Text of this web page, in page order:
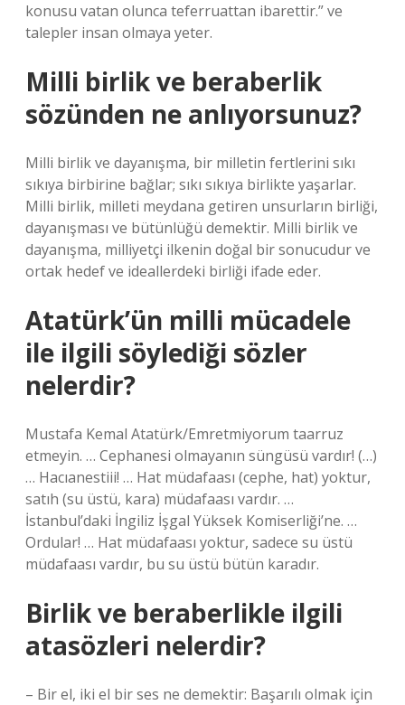
konusu vatan olunca teferruattan ibarettir.” ve
talepler insan olmaya yeter.
Milli birlik ve beraberlik
sözünden ne anlıyorsunuz?
Milli birlik ve dayanışma, bir milletin fertlerini sıkı
sıkıya birbirine bağlar; sıkı sıkıya birlikte yaşarlar.
Milli birlik, milleti meydana getiren unsurların birliği,
dayanışması ve bütünlüğü demektir. Milli birlik ve
dayanışma, milliyetçi ilkenin doğal bir sonucudur ve
ortak hedef ve ideallerdeki birliği ifade eder.
Atatürk’ün milli mücadele
ile ilgili söylediği sözler
nelerdir?
Mustafa Kemal Atatürk/Emretmiyorum taarruz
etmeyin. … Cephanesi olmayanın süngüsü vardır! (…)
… Hacıanestiii! … Hat müdafaası (cephe, hat) yoktur,
satıh (su üstü, kara) müdafaası vardır. …
İstanbul’daki İngiliz İşgal Yüksek Komiserliği’ne. …
Ordular! … Hat müdafaası yoktur, sadece su üstü
müdafaası vardır, bu su üstü bütün karadır.
Birlik ve beraberlikle ilgili
atasözleri nelerdir?
– Bir el, iki el bir ses ne demektir: Başarılı olmak için